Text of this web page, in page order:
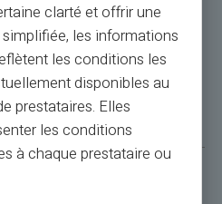
IBAN VERITAS?
clarté et offrir une
les informations
les conditions les
disponibles au
prestataires. Elles
les conditions
à chaque prestataire ou